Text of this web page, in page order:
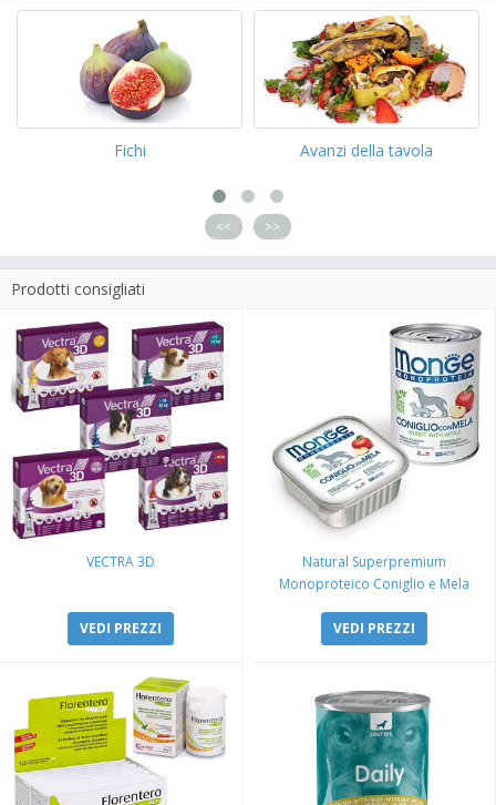
Fichi Avanzi della tavola
<< >>
Prodotti consigliati
VECTRA 3D
VEDI PREZZI
Natural Superpremium
Monoproteico Coniglio e Mela
VEDI PREZZI